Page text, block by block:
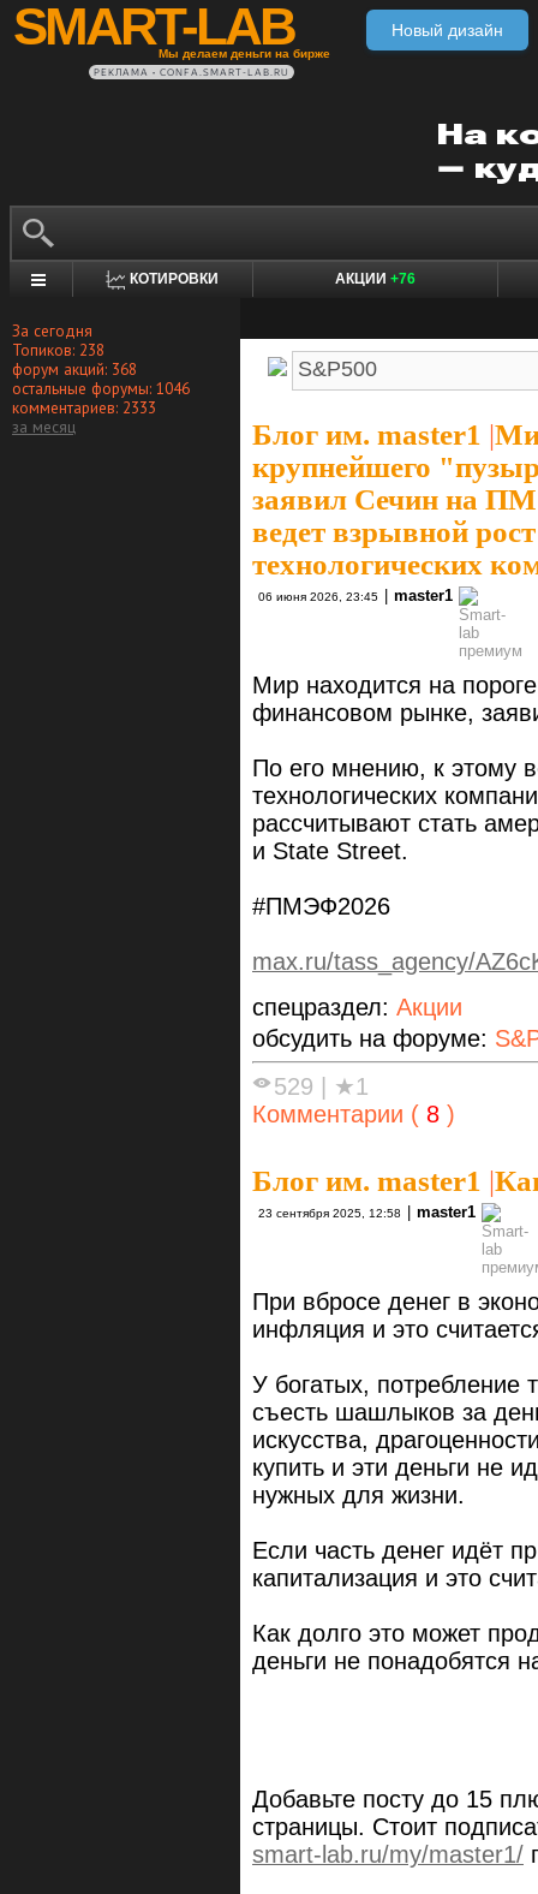
SMART-LAB
Мы делаем деньги на бирже
Новый дизайн
РЕКЛАМА • CONFA.SMART-LAB.RU
КОТИРОВКИ АКЦИИ +76
За сегодня
Топиков: 238
форум акций: 368
остальные форумы: 1046
комментариев: 2333
за месяц
Блог им. master1 |
крупнейшего
заявил Сечин на
ведет взрывной
технологических
06 июня 2026, 23:45 master1
Мир находится на
финансовом рынке,
По его мнению, к этому
технологических
рассчитывают стать
и State Street.
#ПМЭФ2026
max.ru/tass_agency/
спецраздел: Акции
обсудить на форуме:
529 | ★1
Комментарии ( 8 )
Блог им. master1 |
23 сентября 2025, 12:58 | master1
При вбросе денег в
инфляция и это
У богатых, потребление
съесть шашлыков за
искусства,
купить и эти деньги не
нужных для жизни.
Если часть денег идёт
капитализация и это
Как долго это может
деньги не понадобятся
Добавьте посту до 15
страницы. Стоит
smart-lab.ru/my/master1/